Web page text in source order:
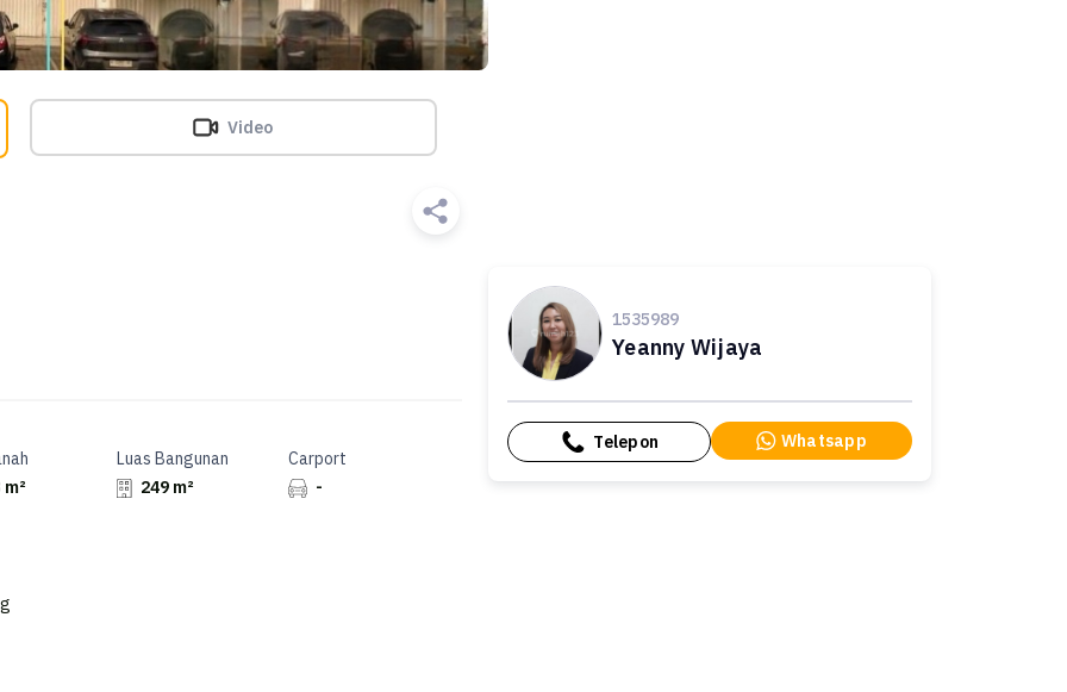
Video
m²
Luas Bangunan
249 m²
Carport
-
1535989
Yeanny Wijaya
Telepon Whatsapp